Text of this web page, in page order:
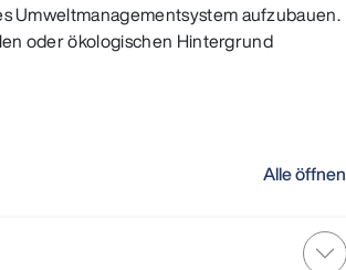
Umweltmanagementsystem aufzubauen.
oder ökologischen Hintergrund
Alle öffnen